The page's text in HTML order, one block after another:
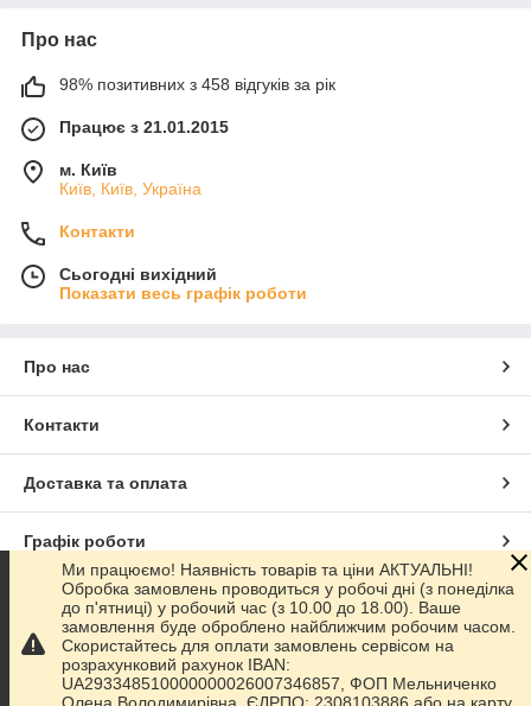
Про нас
98% позитивних з 458 відгуків за рік
Працює з 21.01.2015
м. Київ
Київ, Київ, Україна
Контакти
Сьогодні вихідний
Показати весь графік роботи
Про нас
Контакти
Доставка та оплата
Графік роботи
Повна версія сайту
Сайт створено на маркетплейсіProm.ua
Ми працюємо! Наявність товарів та ціни АКТУАЛЬНІ!
Обробка замовлень проводиться у робочі дні (з понеділка
до п'ятниці) у робочий час (з 10.00 до 18.00). Ваше
замовлення буде оброблено найближчим робочим часом.
Скористайтесь для оплати замовлень сервісом на
розрахунковий рахунок IBAN:
UA293348510000000026007346857, ФОП Мельниченко